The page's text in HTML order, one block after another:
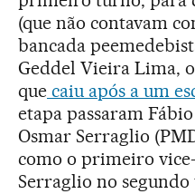
(que não contavam
bancada
Geddel Vieira Lima,
quecaiu após a um
etapa passaram
Osmar Serraglio
como o primeiro
Serraglio no